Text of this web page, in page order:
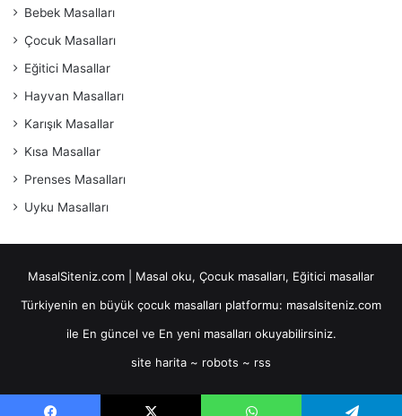
Bebek Masalları
Çocuk Masalları
Eğitici Masallar
Hayvan Masalları
Karışık Masallar
Kısa Masallar
Prenses Masalları
Uyku Masalları
MasalSiteniz.com | Masal oku, Çocuk masalları, Eğitici masallar
Türkiyenin en büyük çocuk masalları platformu: masalsiteniz.com
ile En güncel ve En yeni masalları okuyabilirsiniz.
site harita ~ robots ~ rss
escort